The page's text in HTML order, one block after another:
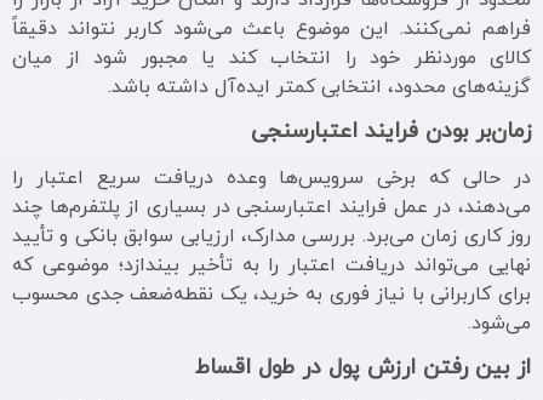
فراهم نمی‌کنند. این موضوع باعث می‌شود کاربر نتواند دقیقاً
کالای موردنظر خود را انتخاب کند یا مجبور شود از میان
گزینه‌های محدود، انتخابی کمتر ایده‌آل داشته باشد.
زمان‌بر بودن فرایند اعتبارسنجی
در حالی که برخی سرویس‌ها وعده دریافت سریع اعتبار را
می‌دهند، در عمل فرایند اعتبارسنجی در بسیاری از پلتفرم‌ها چند
روز کاری زمان می‌برد. بررسی مدارک، ارزیابی سوابق بانکی و تأیید
نهایی می‌تواند دریافت اعتبار را به تأخیر بیندازد؛ موضوعی که
برای کاربرانی با نیاز فوری به خرید، یک نقطه‌ضعف جدی محسوب
می‌شود.
از بین رفتن ارزش پول در طول اقساط